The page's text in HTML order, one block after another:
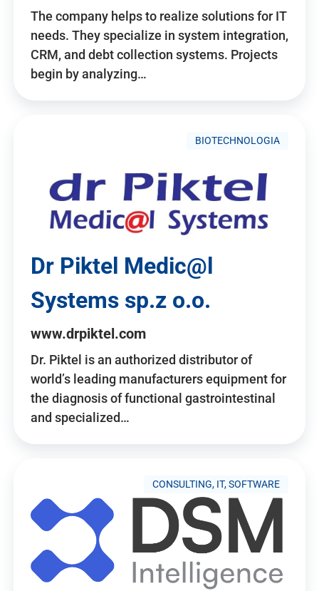
The company helps to realize solutions for IT
needs. They specialize in system integration,
CRM, and debt collection systems. Projects
begin by analyzing…
BIOTECHNOLOGIA
Dr Piktel Medic@l
Systems sp.z o.o.
www.drpiktel.com
Dr. Piktel is an authorized distributor of
world’s leading manufacturers equipment for
the diagnosis of functional gastrointestinal
and specialized…
CONSULTING, IT, SOFTWARE